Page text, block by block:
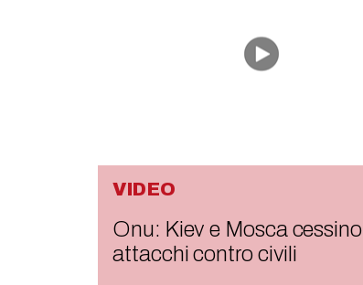
VIDEO
Onu: Kiev e Mosca cessino
attacchi contro civili